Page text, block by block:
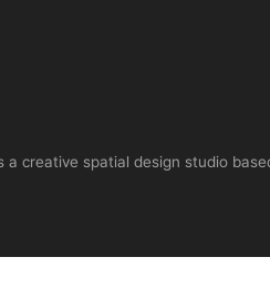
creative spatial design studio